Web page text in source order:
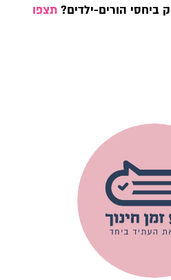
ביחסי הורים-ילדים? תצפו